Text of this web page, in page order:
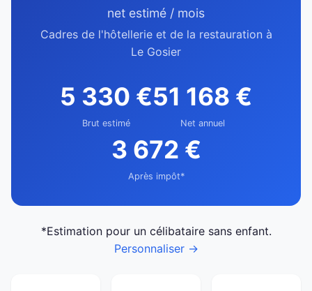
net estimé / mois
Cadres de l'hôtellerie et de la restauration à
Le Gosier
5 330 €
Brut estimé
51 168 €
Net annuel
3 672 €
Après impôt*
*Estimation pour un célibataire sans enfant.
Personnaliser →